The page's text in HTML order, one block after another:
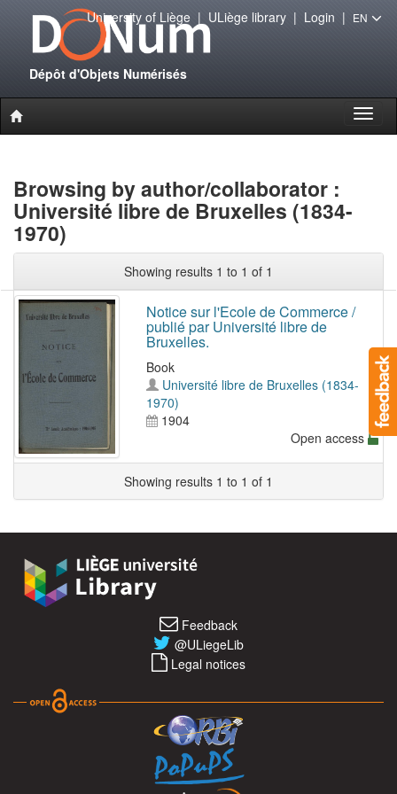
Dépôt d'Objets Numérisés
University of Liège| ULiège library| Login | EN
Browsing by author/collaborator :
Université libre de Bruxelles (1834-
1970)
Showing results 1 to 1 of 1
Notice sur l'Ecole de Commerce /
publié par Université libre de
Bruxelles.
Book
Université libre de Bruxelles (1834-
1970)
1904
Open access
Showing results 1 to 1 of 1
Feedback
@ULiegeLib
Legal notices